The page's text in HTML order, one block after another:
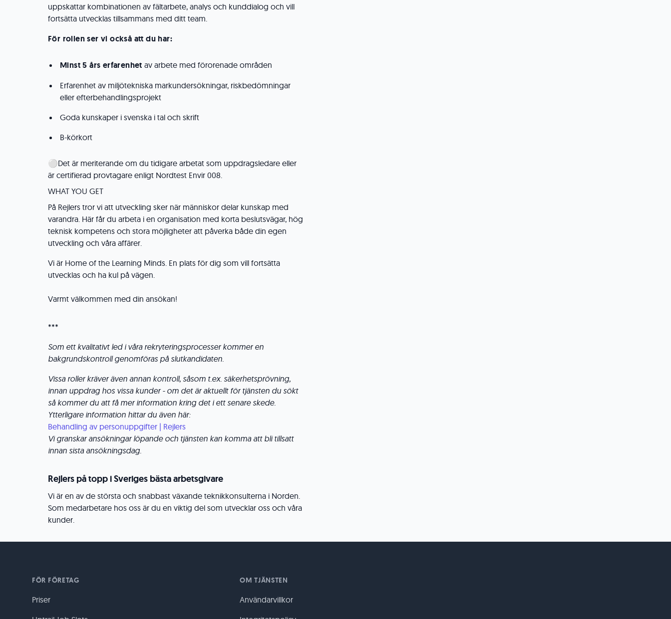
uppskattar kombinationen av fältarbete, analys och kunddialog och vill
fortsätta utvecklas tillsammans med ditt team.
För rollen ser vi också att du har:
Minst 5 års erfarenhet av arbete med förorenade områden
Erfarenhet av miljötekniska markundersökningar, riskbedömningar
eller efterbehandlingsprojekt
Goda kunskaper i svenska i tal och skrift
B-körkort
⚪Det är meriterande om du tidigare arbetat som uppdragsledare eller
är certifierad provtagare enligt Nordtest Envir 008.
WHAT YOU GET
På Rejlers tror vi att utveckling sker när människor delar kunskap med
varandra. Här får du arbeta i en organisation med korta beslutsvägar, hög
teknisk kompetens och stora möjligheter att påverka både din egen
utveckling och våra affärer.
Vi är Home of the Learning Minds. En plats för dig som vill fortsätta
utvecklas och ha kul på vägen.
Varmt välkommen med din ansökan!
***
Som ett kvalitativt led i våra rekryteringsprocesser kommer en
bakgrundskontroll genomföras på slutkandidaten.
Vissa roller kräver även annan kontroll, såsom t.ex. säkerhetsprövning,
innan uppdrag hos vissa kunder - om det är aktuellt för tjänsten du sökt
så kommer du att få mer information kring det i ett senare skede.
Ytterligare information hittar du även här:
Behandling av personuppgifter | Rejlers
Vi granskar ansökningar löpande och tjänsten kan komma att bli tillsatt
innan sista ansökningsdag.
Rejlers på topp i Sveriges bästa arbetsgivare
Vi är en av de största och snabbast växande teknikkonsulterna i Norden.
Som medarbetare hos oss är du en viktig del som utvecklar oss och våra
kunder.
FÖR FÖRETAG
Priser
OM TJÄNSTEN
Användarvillkor